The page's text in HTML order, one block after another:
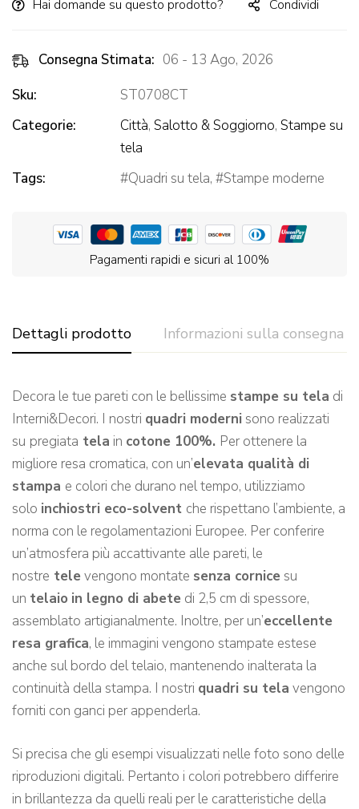
Hai domande su questo prodotto? Condividi
Consegna Stimata: 06 - 13 Ago, 2026
Sku:
ST0708CT
Categorie:
Città, Salotto & Soggiorno, Stampe su
tela
Tags:
Quadri su tela, Stampe moderne
Pagamenti rapidi e sicuri al 100%
Dettagli prodotto Informazioni sulla consegna
Decora le tue pareti con le bellissime stampe su tela di
Interni&Decori. I nostri quadri moderni sono realizzati
su pregiata tela in cotone 100%. Per ottenere la
migliore resa cromatica, con un’elevata qualità di
stampa e colori che durano nel tempo, utilizziamo
solo inchiostri eco-solvent che rispettano l’ambiente, a
norma con le regolamentazioni Europee. Per conferire
un’atmosfera più accattivante alle pareti, le
nostre tele vengono montate senza cornice su
un telaio in legno di abete di 2,5 cm di spessore,
assemblato artigianalmente. Inoltre, per un’eccellente
resa grafica, le immagini vengono stampate estese
anche sul bordo del telaio, mantenendo inalterata la
continuità della stampa. I nostri quadri su tela vengono
forniti con ganci per appenderla.
Si precisa che gli esempi visualizzati nelle foto sono delle
riproduzioni digitali. Pertanto i colori potrebbero differire
in brillantezza da quelli reali per le caratteristiche della